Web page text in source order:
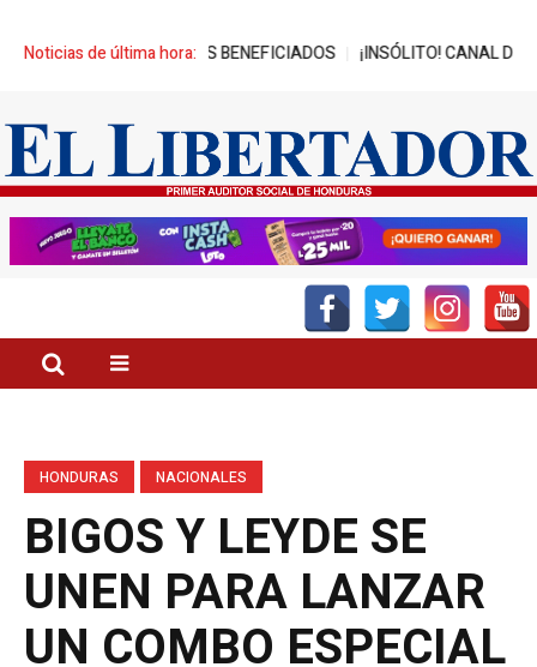
Noticias de última hora:
MIL JÓVENES BENEFICIADOS ¡INSÓLITO! CANAL DEL
HONDURAS NACIONALES
BIGOS Y LEYDE SE
UNEN PARA LANZAR
UN COMBO ESPECIAL